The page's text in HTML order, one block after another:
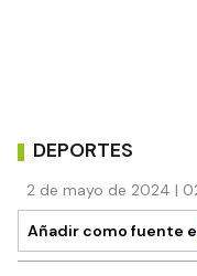
DEPORTES
2 de mayo de 2024 |
Añadir como fuente